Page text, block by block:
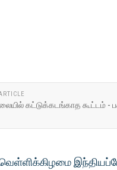
கட்டுக்கடங்காத கூட்டம் -